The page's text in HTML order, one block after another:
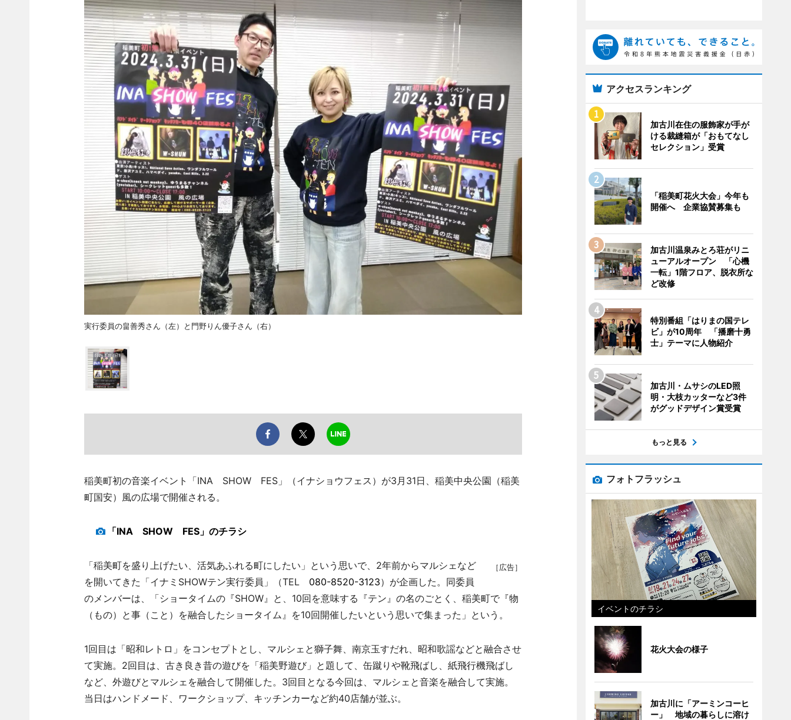
実行委員の畠善秀さん（左）と門野りん優子さん（右）
稲美町初の音楽イベント「INA SHOW FES」（イナショウフェス）が3月31日、稲美中央公園（稲美
町国安）風の広場で開催される。
「INA SHOW FES」のチラシ
［広告］
「稲美町を盛り上げたい、活気あふれる町にしたい」という思いで、2年前からマルシェなど
を開いてきた「イナミSHOWテン実行委員」（TEL 080-8520-3123）が企画した。同委員
のメンバーは、「ショータイムの『SHOW』と、10回を意味する『テン』の名のごとく、稲美町で『物
（もの）と事（こと）を融合したショータイム』を10回開催したいという思いで集まった」という。
1回目は「昭和レトロ」をコンセプトとし、マルシェと獅子舞、南京玉すだれ、昭和歌謡などと融合させ
て実施。2回目は、古き良き昔の遊びを「稲美野遊び」と題して、缶蹴りや靴飛ばし、紙飛行機飛ばし
など、外遊びとマルシェを融合して開催した。3回目となる今回は、マルシェと音楽を融合して実施。
当日はハンドメード、ワークショップ、キッチンカーなど約40店舗が並ぶ。
アクセスランキング
加古川在住の服飾家が手が
ける裁縫箱が「おもてなし
セレクション」受賞
「稲美町花火大会」今年も
開催へ 企業協賛募集も
加古川温泉みとろ荘がリニ
ューアルオープン 「心機
一転」1階フロア、脱衣所な
ど改修
特別番組「はりまの国テレ
ビ」が10周年 「播磨十勇
士」テーマに人物紹介
加古川・ムサシのLED照
明・大枝カッターなど3件
がグッドデザイン賞受賞
もっと見る
フォトフラッシュ
イベントのチラシ
花火大会の様子
加古川に「アーミンコーヒ
ー」 地域の暮らしに溶け